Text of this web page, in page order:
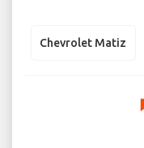
Chevrolet Matiz